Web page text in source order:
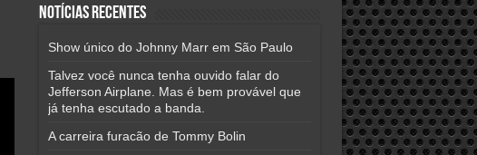
Notícias Recentes
Show único do Johnny Marr em São Paulo
Talvez você nunca tenha ouvido falar do
Jefferson Airplane. Mas é bem provável que
já tenha escutado a banda.
A carreira furacão de Tommy Bolin